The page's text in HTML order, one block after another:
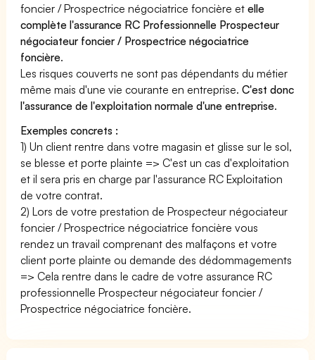
foncier / Prospectrice négociatrice foncière etelle
complète l'assurance RC Professionnelle Prospecteur
négociateur foncier / Prospectrice négociatrice
foncière.
Les risques couverts ne sont pas dépendants du métier
même mais d'une vie courante en entreprise.C'est donc
l'assurance de l'exploitation normale d'une entreprise.
Exemples concrets :
1) Un client rentre dans votre magasin et glisse sur le sol,
se blesse et porte plainte => C'est un cas d'exploitation
et il sera pris en charge par l'assurance RC Exploitation
de votre contrat.
2) Lors de votre prestation de Prospecteur négociateur
foncier / Prospectrice négociatrice foncière vous
rendez un travail comprenant des malfaçons et votre
client porte plainte ou demande des dédommagements
=> Cela rentre dans le cadre de votre assurance RC
professionnelle Prospecteur négociateur foncier /
Prospectrice négociatrice foncière.